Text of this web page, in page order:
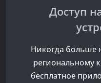
Доступ
Никогда больше
региональному
бесплатное